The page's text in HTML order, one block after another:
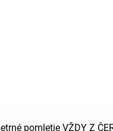
pomletie VŽDY Z